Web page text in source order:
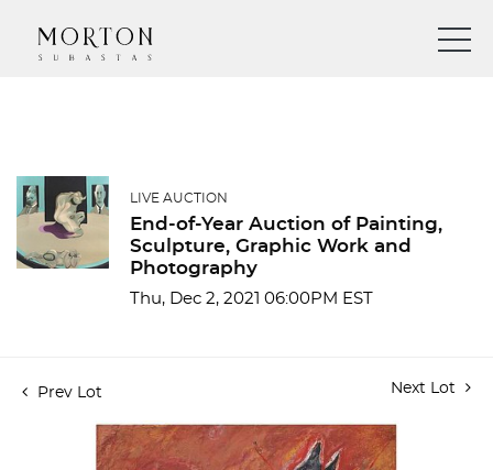
LIVE AUCTION
End-of-Year Auction of Painting,
Sculpture, Graphic Work and
Photography
Thu, Dec 2, 2021 06:00PM EST
Prev Lot Next Lot